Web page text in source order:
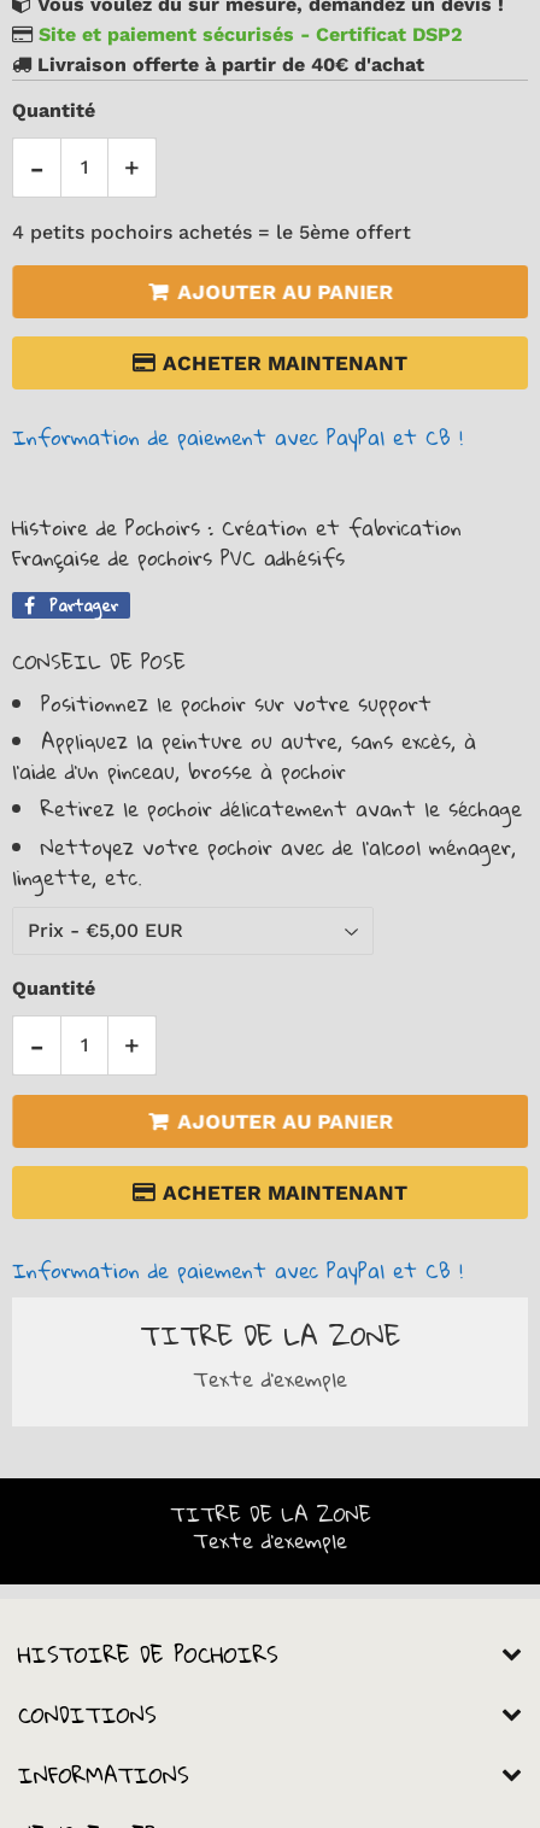
Site et paiement sécurisés - Certificat DSP2
Livraison offerte à partir de 40€ d'achat
Quantité
+
-
4 petits pochoirs achetés = le 5ème offert
AJOUTER AU PANIER
ACHETER MAINTENANT
Information de paiement avec PayPal et CB !
Histoire de Pochoirs : Création et fabrication
Française de pochoirs PVC adhésifs
Partager
Facebook
CONSEIL DE POSE
Positionnez le pochoir sur votre support
Appliquez la peinture ou autre, sans excès, à
l’aide d’un pinceau, brosse à pochoir
Retirez le pochoir délicatement avant le séchage
Nettoyez votre pochoir avec de l'alcool ménager,
lingette, etc.
Quantité
+
-
AJOUTER AU PANIER
ACHETER MAINTENANT
Information de paiement avec PayPal et CB !
TITRE DE LA ZONE
Texte d'exemple
TITRE DE LA ZONE
Texte d'exemple
HISTOIRE DE POCHOIRS
CONDITIONS
INFORMATIONS